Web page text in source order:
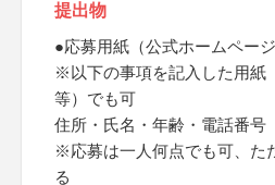
提出物
●応募用紙（公式ホームペー
※以下の事項を記入した用紙
等）でも可
住所・氏名・年齢・電話番号
※応募は一人何点でも可、た
る